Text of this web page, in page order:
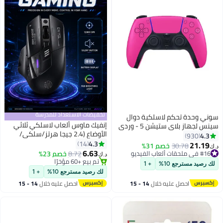
سوني وحدة تحكم لاسلكية دوال
سينس لجهاز بلاي ستيشن 5 - وردي
4.3
930
د.ك‏21.19
30.78خصم 31%
#16 في ملحقات ألعاب الفيديو
#16 في ملحقات ألعاب الفيديو
لك رصيد مسترجع 10% + 1
احصل عليه خلال 14 - 15
تخفيضات الاستعداد للمدرسة
إنفيك ماوس ألعاب لاسلكي ثلاثي
الأوضاع (2.4 جيجا هرتز/سلكي/
أزرار، دقة DPI قابلة للتعديل حتى
12800، شحن من النوع C لأجهزة
الكمبيوتر المحمولة والمكتبية
(أسود لاسلكي)
4.3
14
د.ك‏6.63
8.72خصم 23% تم بيع +60 مؤخرًا
لك رصيد مسترجع 10% + 1
احصل عليه خلال 14 - 15